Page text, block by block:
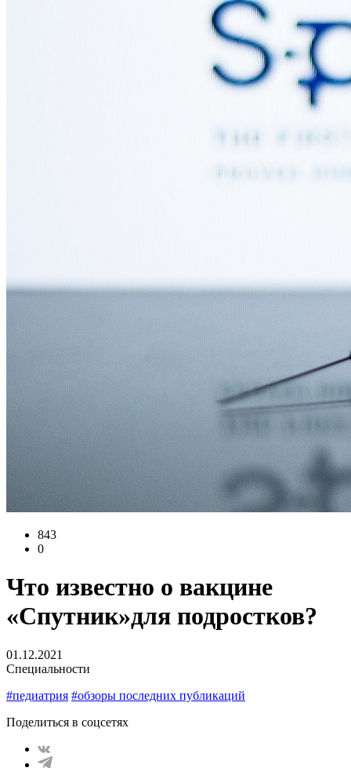
843
0
Что известно о вакцине
«Спутник»для подростков?
01.12.2021
Специальности
#педиатрия #обзоры последних публикаций
Поделиться в соцсетях